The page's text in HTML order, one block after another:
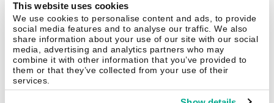
This website uses cookies
We use cookies to personalise content and ads, to provide
social media features and to analyse our traffic. We also
share information about your use of our site with our social
media, advertising and analytics partners who may
combine it with other information that you’ve provided to
them or that they’ve collected from your use of their
services.
Cookies
Contatti Chi siamo Partner Blog Centro risorse Comunicati stampa
Securelist Eugene Personal Blog Encyclopedia